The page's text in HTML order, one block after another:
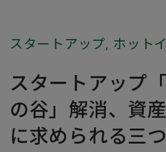
お問い合わせ
FAMとは
FA Portal
スタートアップ, ホット
スタートアップ
の谷」解消、資
に求められる三